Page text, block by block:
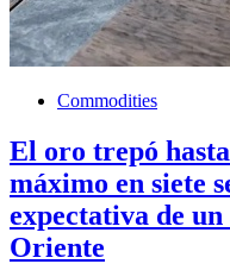
Commodities
El oro trepó
máximo en siete
expectativa de
Oriente